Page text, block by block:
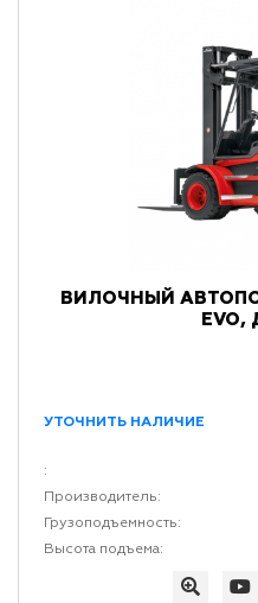
ВИЛОЧНЫЙ
EVO,
УТОЧНИТЬ НАЛИЧИЕ
:
Производитель:
Грузоподъемность:
Высота подъема: